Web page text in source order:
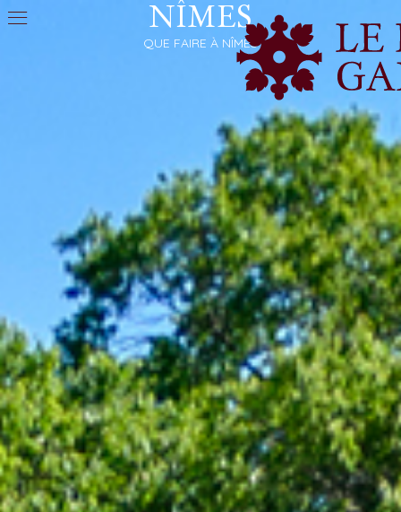
NÎMES
QUE FAIRE À NÎMES